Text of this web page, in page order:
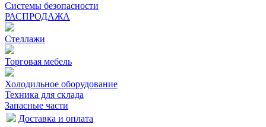
Системы безопасности
РАСПРОДАЖА
Стеллажи
Торговая мебель
Холодильное оборудование
Техника для склада
Запасные части
Доставка и оплата